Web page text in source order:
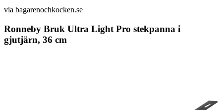
via bagarenochkocken.se
Ronneby Bruk Ultra Light Pro stekpanna i
gjutjärn, 36 cm